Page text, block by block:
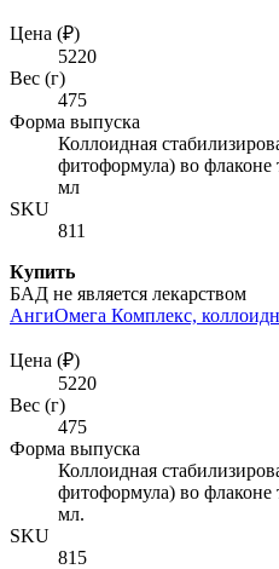
Цена (₽)
5220
Вес (г)
475
Форма выпуска
Коллоидная
фитоформула) во флаконе
мл
SKU
811
Купить
БАД не является лекарством
АнгиОмега Комплекс,
Цена (₽)
5220
Вес (г)
475
Форма выпуска
Коллоидная
фитоформула) во флаконе
мл.
SKU
815